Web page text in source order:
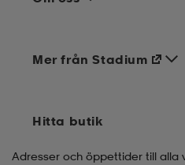
Mer från Stadium
Hitta butik
Adresser och öppettider till alla